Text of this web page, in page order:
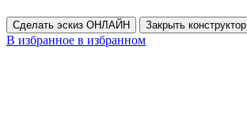
Сделать эскиз ОНЛАЙН Закрыть конструктор
В избранное в избранном